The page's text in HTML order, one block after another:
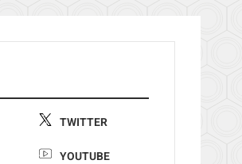
TWITTER
YOUTUBE